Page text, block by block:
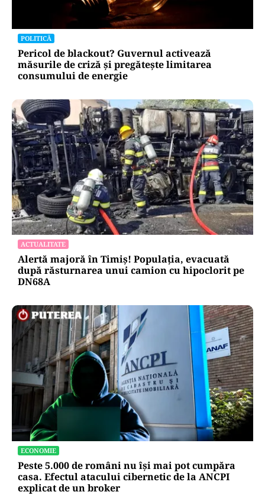
POLITICĂ
Pericol de blackout? Guvernul activează
măsurile de criză și pregătește limitarea
consumului de energie
ACTUALITATE
Alertă majoră în Timiș! Populația, evacuată
după răsturnarea unui camion cu hipoclorit pe
DN68A
ECONOMIE
Peste 5.000 de români nu își mai pot cumpăra
casa. Efectul atacului cibernetic de la ANCPI
explicat de un broker